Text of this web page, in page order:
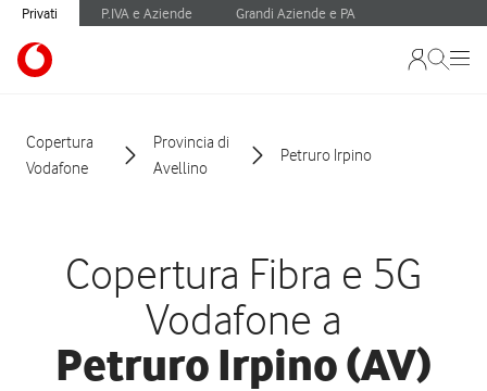
Privati P.IVA e Aziende Grandi Aziende e PA
Copertura
Vodafone
Provincia di
Avellino
Petruro Irpino
Copertura Fibra e 5G
Vodafone a
Petruro Irpino (AV)